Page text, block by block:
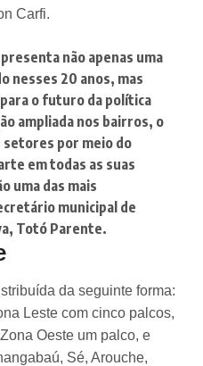
Carfi.
não apenas uma
nesses 20 anos, mas
o futuro da política
ampliada nos bairros, o
por meio do
em todas as suas
uma das mais
municipal de
Totó Parente.
da seguinte forma:
Leste com cinco palcos,
Oeste um palco, e
Sé, Arouche,